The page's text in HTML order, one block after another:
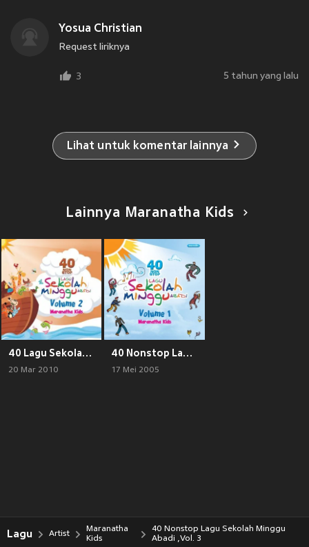
Yosua Christian
Request liriknya
3 5 tahun yang lalu
Lihat untuk komentar lainnya
Lainnya Maranatha Kids
40 Lagu Sekolah Minggu Abadi, Vol. 2
20 Mar 2010
40 Nonstop Lagu Sekolah Minggu Abadi, Vol. 1
17 Mei 2005
Lagu Artist
Maranatha
Kids
40 Nonstop Lagu Sekolah Minggu
Abadi ,Vol. 3